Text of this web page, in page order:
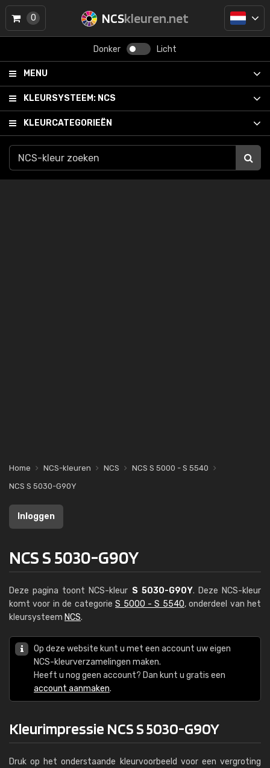
NCSkleuren.net
Donker Licht
MENU
KLEURSYSTEEM: NCS
KLEURCATEGORIEËN
0
Home NCS-kleuren NCS
NCS S 5000 - S 5540
NCS S 5030-G90Y
Inloggen
NCS S 5030-G90Y
Deze pagina toont NCS-kleur S 5030-G90Y. Deze NCS-kleur
komt voor in de categorieS 5000 - S 5540, onderdeel van het
kleursysteem NCS.
Op deze website kunt u met een account uw eigen
NCS-kleurverzamelingen maken.
Heeft u nog geen account? Dan kunt u gratis een
account aanmaken.
Kleurimpressie NCS S 5030-G90Y
Druk op het onderstaande kleurvoorbeeld voor een vergroting